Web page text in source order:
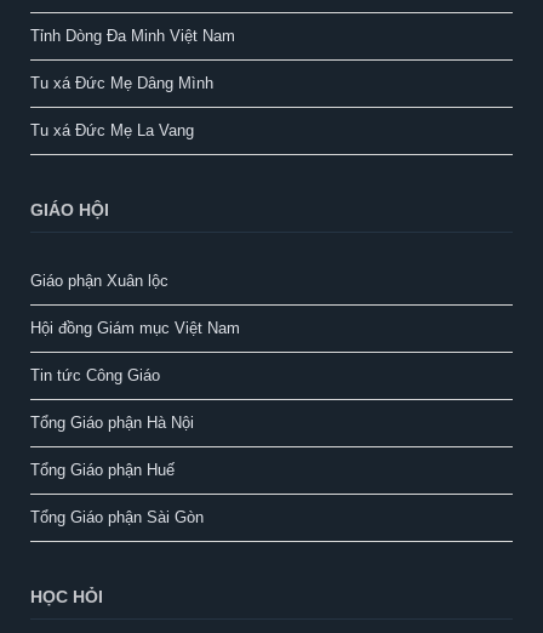
Tỉnh Dòng Đa Minh Việt Nam
Tu xá Đức Mẹ Dâng Mình
Tu xá Đức Mẹ La Vang
GIÁO HỘI
Giáo phận Xuân lộc
Hội đồng Giám mục Việt Nam
Tin tức Công Giáo
Tổng Giáo phận Hà Nội
Tổng Giáo phận Huế
Tổng Giáo phận Sài Gòn
HỌC HỎI